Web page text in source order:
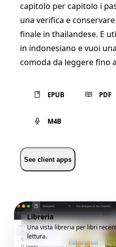
capitolo per capitolo i
una verifica e
finale in thailandese. E
in indonesiano e vuoi
comoda da leggere fino
EPUB PDF
M4B
See client apps
Libreria
Una vista libreria per libri
lettura.